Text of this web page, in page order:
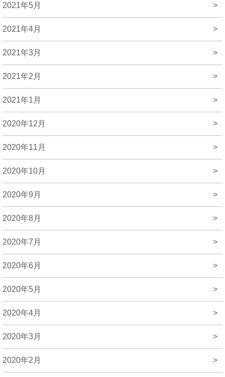
2021年5月 >
2021年4月 >
2021年3月 >
2021年2月 >
2021年1月 >
2020年12月 >
2020年11月 >
2020年10月 >
2020年9月 >
2020年8月 >
2020年7月 >
2020年6月 >
2020年5月 >
2020年4月 >
2020年3月 >
2020年2月 >